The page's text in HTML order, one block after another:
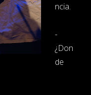
ncia.
-
¿Don
de